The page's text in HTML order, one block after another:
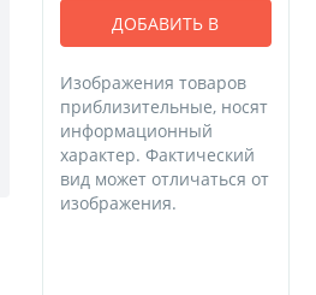
ДОБАВИТЬ В
Изображения товаров
приблизительные, носят
информационный
характер. Фактический
вид может отличаться от
изображения.